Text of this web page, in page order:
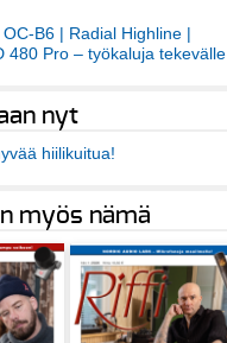
B6 | Radial Highline |
480 Pro – työkaluja tekevälle
nyt
hiilikuitua!
myös nämä